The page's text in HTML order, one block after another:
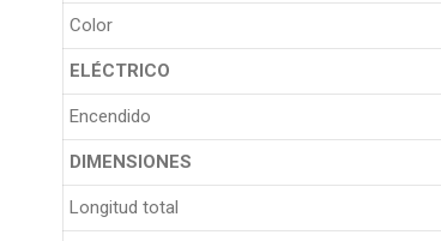
Color
ELÉCTRICO
Encendido
DIMENSIONES
Longitud total